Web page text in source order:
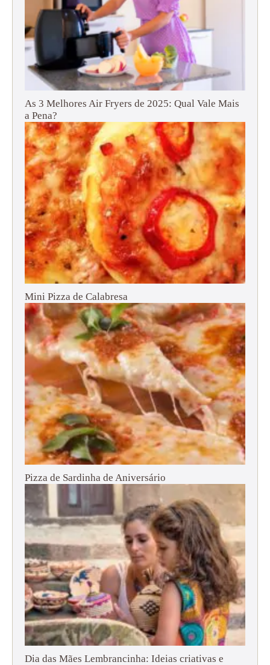
As 3 Melhores Air Fryers de 2025: Qual Vale Mais
a Pena?
Mini Pizza de Calabresa
Pizza de Sardinha de Aniversário
Dia das Mães Lembrancinha: Ideias criativas e